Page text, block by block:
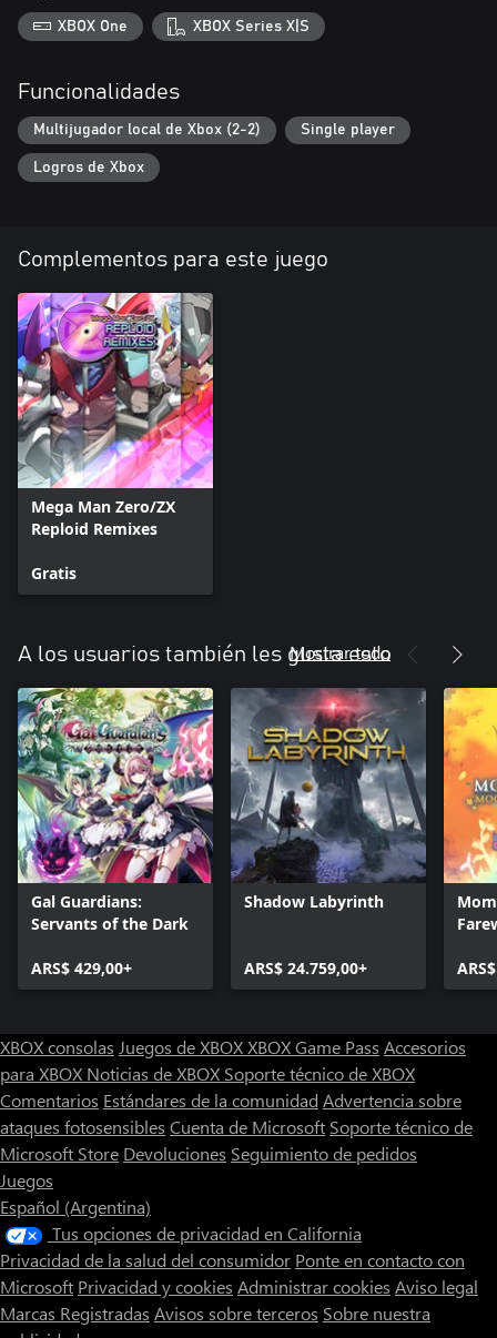
XBOX One XBOX Series X|S
Funcionalidades
Multijugador local de Xbox (2-2) Single player
Logros de Xbox
Complementos para este juego
Mega Man Zero/ZX
Reploid Remixes
Gratis
A los usuarios también les gusta esto
Mostrar todo
Gal Guardians:
Servants of the Dark
ARS$ 429,00+
Shadow Labyrinth
ARS$ 24.759,00+
XBOX consolas Juegos de XBOXXBOX Game Pass Accesorios
para XBOX Noticias de XBOX Soporte técnico de XBOX
Comentarios Estándares de la comunidad Advertencia sobre
ataques fotosensibles Cuenta de Microsoft Soporte técnico de
Microsoft Store Devoluciones Seguimiento de pedidos
Juegos
Español (Argentina)
Tus opciones de privacidad en California
Privacidad de la salud del consumidor Ponte en contacto con
Microsoft Privacidad y cookies Administrar cookies Aviso legal
Marcas Registradas Avisos sobre terceros Sobre nuestra